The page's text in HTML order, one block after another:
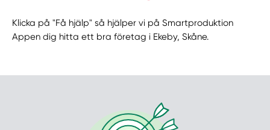
Klicka på "Få hjälp" så hjälper vi på Smartproduktion
Appen dig hitta ett bra företag i Ekeby, Skåne.